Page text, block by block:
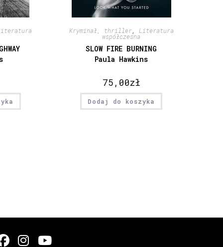
Kryminał, thriller, Literatura
współczesna
SLOW FIRE BURNING
Paula Hawkins
75,00zł
Dodaj do koszyka